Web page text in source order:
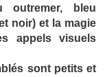
outremer, bleu
noir) et la magie
appels visuels
sont petits et